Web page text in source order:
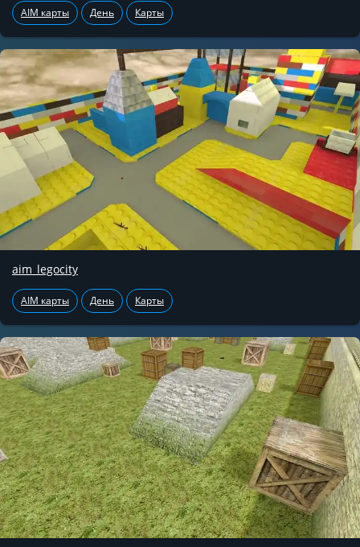
AIM карты День Карты
aim_legocity
AIM карты День Карты